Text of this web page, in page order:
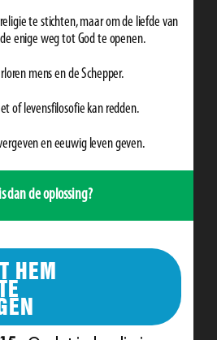
te stichten, maar om de liefde van
enige weg tot God te openen.
mens en de Schepper.
of levensfilosofie kan redden.
en eeuwig leven geven.
dan de oplossing?
HEM